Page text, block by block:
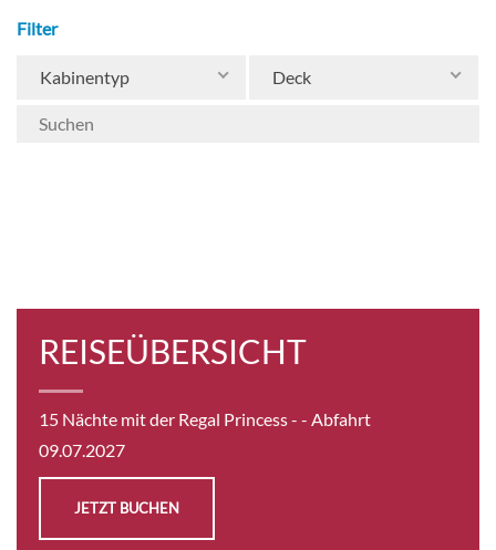
Filter
Kabinentyp Deck
REISEÜBERSICHT
15 Nächte mit der Regal Princess - - Abfahrt
09.07.2027
JETZT BUCHEN